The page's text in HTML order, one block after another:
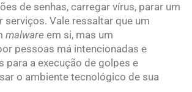
de senhas, carregar vírus, parar um
serviços. Vale ressaltar que um
malware em si, mas um
pessoas má intencionadas e
para a execução de golpes e
o ambiente tecnológico de sua